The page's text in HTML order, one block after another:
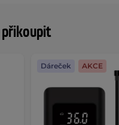
Dáreček AKCE